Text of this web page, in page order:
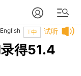
试听
T中
English
得51.4